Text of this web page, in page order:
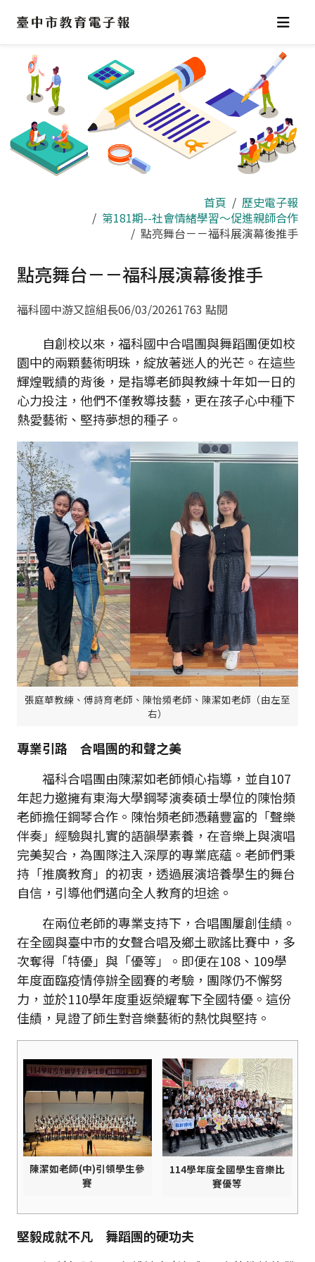
區
首頁
歷史電子報
第181期--社會情緒學習～促進親師合作
點亮舞台－－福科展演幕後推手
點亮舞台－－福科展演幕後推手
福科國中游又諠組長06/03/20261763 點閱
自創校以來，福科國中合唱團與舞蹈團便如校
園中的兩顆藝術明珠，綻放著迷人的光芒。在這些
輝煌戰績的背後，是指導老師與教練十年如一日的
心力投注，他們不僅教導技藝，更在孩子心中種下
熱愛藝術、堅持夢想的種子。
張庭華教練、傅詩育老師、陳怡頻老師、陳潔如老師（由左至
右）
專業引路 合唱團的和聲之美
福科合唱團由陳潔如老師傾心指導，並自107
年起力邀擁有東海大學鋼琴演奏碩士學位的陳怡頻
老師擔任鋼琴合作。陳怡頻老師憑藉豐富的「聲樂
伴奏」經驗與扎實的語韻學素養，在音樂上與演唱
完美契合，為團隊注入深厚的專業底蘊。老師們秉
持「推廣教育」的初衷，透過展演培養學生的舞台
自信，引導他們邁向全人教育的坦途。
在兩位老師的專業支持下，合唱團屢創佳績。
在全國與臺中市的女聲合唱及鄉土歌謠比賽中，多
次奪得「特優」與「優等」。即便在108、109學
年度面臨疫情停辦全國賽的考驗，團隊仍不懈努
力，並於110學年度重返榮耀奪下全國特優。這份
佳績，見證了師生對音樂藝術的熱忱與堅持。
陳潔如老師(中)引領學生參
賽
114學年度全國學生音樂比
賽優等
堅毅成就不凡 舞蹈團的硬功夫